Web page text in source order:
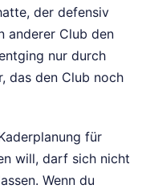
der defensiv
anderer Club den
nur durch
das den Club noch
für
will, darf sich nicht
Wenn du